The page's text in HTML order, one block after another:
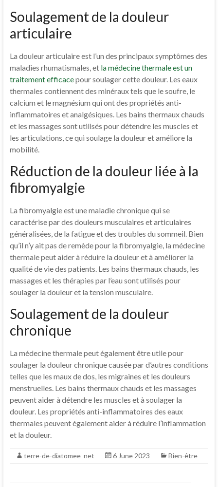
Soulagement de la douleur
articulaire
La douleur articulaire est l’un des principaux symptômes des
maladies rhumatismales, et la médecine thermale est un
traitement efficacepour soulager cette douleur. Les eaux
thermales contiennent des minéraux tels que le soufre, le
calcium et le magnésium qui ont des propriétés anti-
inflammatoires et analgésiques. Les bains thermaux chauds
et les massages sont utilisés pour détendre les muscles et
les articulations, ce qui soulage la douleur et améliore la
mobilité.
Réduction de la douleur liée à la
fibromyalgie
La fibromyalgie est une maladie chronique qui se
caractérise par des douleurs musculaires et articulaires
généralisées, de la fatigue et des troubles du sommeil. Bien
qu’il n’y ait pas de remède pour la fibromyalgie, la médecine
thermale peut aider à réduire la douleur et à améliorer la
qualité de vie des patients. Les bains thermaux chauds, les
massages et les thérapies par l’eau sont utilisés pour
soulager la douleur et la tension musculaire.
Soulagement de la douleur
chronique
La médecine thermale peut également être utile pour
soulager la douleur chronique causée par d’autres conditions
telles que les maux de dos, les migraines et les douleurs
menstruelles. Les bains thermaux chauds et les massages
peuvent aider à détendre les muscles et à soulager la
douleur. Les propriétés anti-inflammatoires des eaux
thermales peuvent également aider à réduire l’inflammation
et la douleur.
terre-de-diatomee_net 6 June 2023 Bien-être